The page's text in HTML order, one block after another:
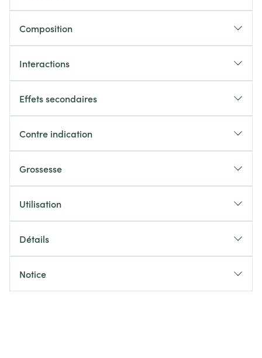
Composition
Interactions
Effets secondaires
Contre indication
Grossesse
Utilisation
Détails
Notice